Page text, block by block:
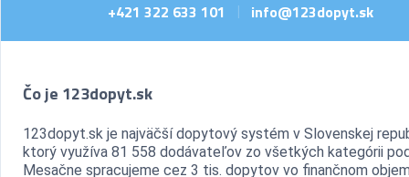
+421 322 633 101 info@123dopyt.sk
Čo je 123dopyt.sk
123dopyt.sk je najväčší dopytový systém v Slovenskej
ktorý využíva 81 558 dodávateľov zo všetkých kategórii
Mesačne spracujeme cez 3 tis. dopytov vo finančnom